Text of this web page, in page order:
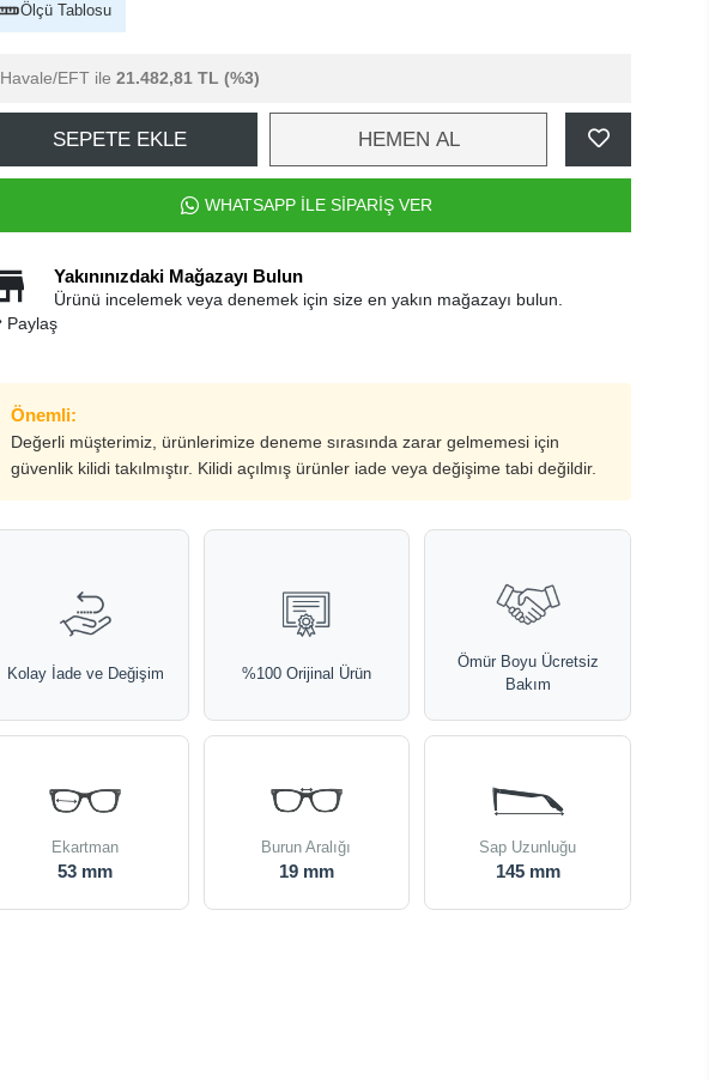
Ölçü Tablosu
Havale/EFT ile 21.482,81 TL (%3)
SEPETE EKLE HEMEN AL
WHATSAPP İLE SİPARİŞ VER
Yakınınızdaki Mağazayı Bulun
Ürünü incelemek veya denemek için size en yakın mağazayı bulun.
Paylaş
Önemli:
Değerli müşterimiz, ürünlerimize deneme sırasında zarar gelmemesi için
güvenlik kilidi takılmıştır. Kilidi açılmış ürünler iade veya değişime tabi değildir.
Kolay İade ve Değişim %100 Orijinal Ürün
Ömür Boyu Ücretsiz
Bakım
Ekartman
53 mm
Burun Aralığı
19 mm
Sap Uzunluğu
145 mm